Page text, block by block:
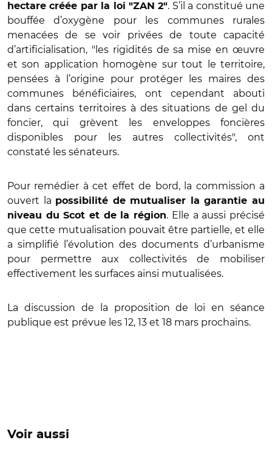
hectare créée par la loi "ZAN 2". S’il a constitué une
bouffée d’oxygène pour les communes rurales
menacées de se voir privées de toute capacité
d’artificialisation, "les rigidités de sa mise en œuvre
et son application homogène sur tout le territoire,
pensées à l’origine pour protéger les maires des
communes bénéficiaires, ont cependant abouti
dans certains territoires à des situations de gel du
foncier, qui grèvent les enveloppes foncières
disponibles pour les autres collectivités", ont
constaté les sénateurs.
Pour remédier à cet effet de bord, la commission a
ouvert la possibilité de mutualiser la garantie au
niveau du Scot et de la région. Elle a aussi précisé
que cette mutualisation pouvait être partielle, et elle
a simplifié l’évolution des documents d’urbanisme
pour permettre aux collectivités de mobiliser
effectivement les surfaces ainsi mutualisées.
La discussion de la proposition de loi en séance
publique est prévue les 12, 13 et 18 mars prochains.
Voir aussi